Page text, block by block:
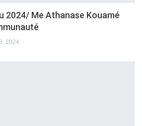
2024/ Me Athanase Kouamé
2024